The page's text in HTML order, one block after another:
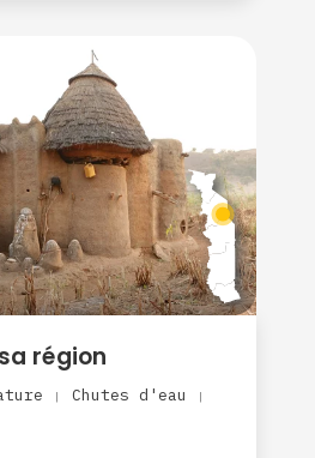
région
| Chutes d'eau |